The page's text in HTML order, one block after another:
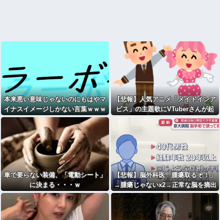
本来悪い意味じゃないのにもはやマ
イナスイメージしかない言葉ｗｗｗ
【悲報】人気アニメ「メイドインア
ビス」の主題歌にVTuberさんが起
用されてまたまたまた炎上、もう何
回目だよ…
車で要らない装備、「電動シート」
に決まる・・・ｗ
【悲報】脳外科医「腫瘍取るぞ！」
→腫瘍じゃないx2→正常な脳を摘出
され意識はあるのに植物人間に